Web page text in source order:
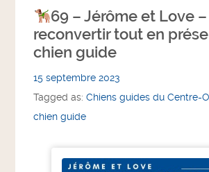
69 – Jérôme et Love –
reconvertir tout en
chien guide
15 septembre 2023
Tagged as:Chiens guides du Centre-
chien guide